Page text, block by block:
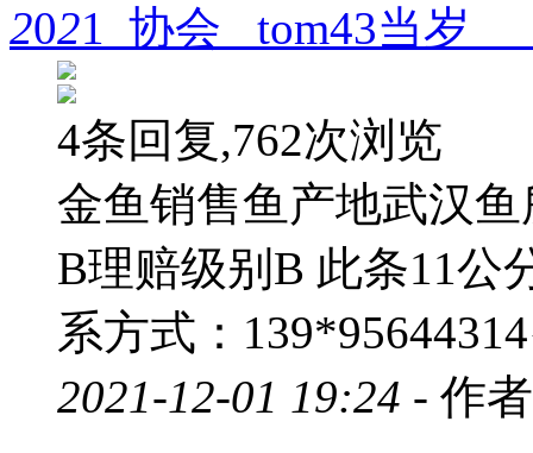
2021 协会 tom43当岁
4条回复,762次浏览
金鱼销售鱼产地武汉
B理赔级别B 此条11公
系方式：
2021-12-01 19:24 - 作